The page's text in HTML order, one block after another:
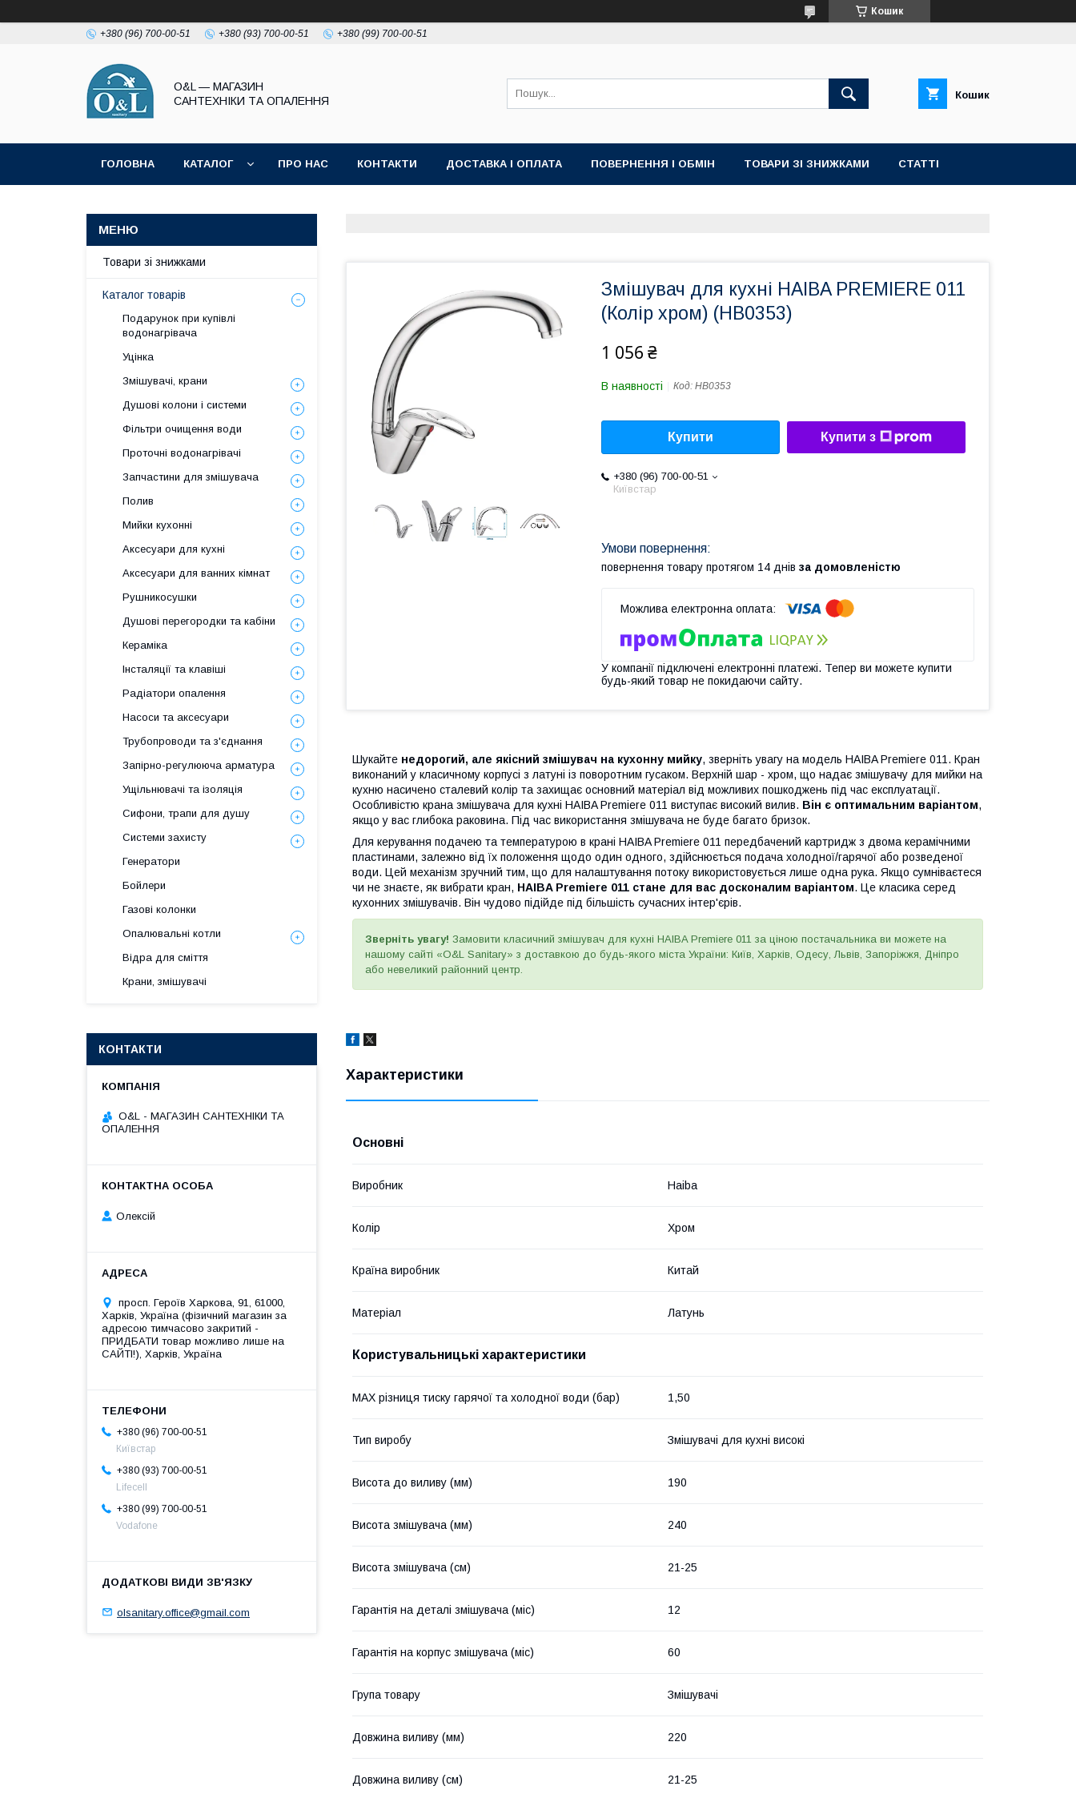
Кошик
+380 (96) 700-00-51 +380 (93) 700-00-51 +380 (99) 700-00-51
O&L — МАГАЗИН
САНТЕХНІКИ ТА ОПАЛЕННЯ
Кошик
ГОЛОВНА КАТАЛОГ ПРО НАС КОНТАКТИ ДОСТАВКА І ОПЛАТА ПОВЕРНЕННЯ І ОБМІН ТОВАРИ ЗІ ЗНИЖКАМИ СТАТТІ
Змішувач для кухні HAIBA PREMIERE 011
(Колір хром) (HB0353)
1 056 ₴
В наявності Код: HB0353
Купити Купити з
+380 (96) 700-00-51
Київстар
повернення товару протягом 14 днів за домовленістю
У компанії підключені електронні платежі. Тепер ви можете купити
будь-який товар не покидаючи сайту.
Шукайте недорогий, але якісний змішувач на кухонну мийку, зверніть увагу на модель HAIBA Premiere 011. Кран
виконаний у класичному корпусі з латуні із поворотним гусаком. Верхній шар - хром, що надає змішувачу для мийки на
кухню насичено сталевий колір та захищає основний матеріал від можливих пошкоджень під час експлуатації.
Особливістю крана змішувача для кухні HAIBA Premiere 011 виступає високий вилив. Він є оптимальним варіантом,
якщо у вас глибока раковина. Під час використання змішувача не буде багато бризок.
Для керування подачею та температурою в крані HAIBA Premiere 011 передбачений картридж з двома керамічними
пластинами, залежно від їх положення щодо один одного, здійснюється подача холодної/гарячої або розведеної
води. Цей механізм зручний тим, що для налаштування потоку використовується лише одна рука. Якщо сумніваєтеся
чи не знаєте, як вибрати кран, HAIBA Premiere 011 стане для вас досконалим варіантом. Це класика серед
кухонних змішувачів. Він чудово підійде під більшість сучасних інтер'єрів.
Зверніть увагу! Замовити класичний змішувач для кухні HAIBA Premiere 011 за ціною постачальника ви можете на
нашому сайті «O&L Sanitary» з доставкою до будь-якого міста України: Київ, Харків, Одесу, Львів, Запоріжжя, Дніпро
або невеликий районний центр.
Характеристики
Основні
Виробник Haiba
Колір Хром
Країна виробник Китай
Матеріал Латунь
Користувальницькі характеристики
MAX різниця тиску гарячої та холодної води (бар) 1,50
Тип виробу Змішувачі для кухні високі
Висота до виливу (мм) 190
Висота змішувача (мм) 240
Висота змішувача (см) 21-25
Гарантія на деталі змішувача (міс) 12
Гарантія на корпус змішувача (міс) 60
Група товару Змішувачі
Довжина виливу (мм) 220
Довжина виливу (см) 21-25
Товари зі знижками
Каталог товарів
Подарунок при купівлі
водонагрівача
Уцінка
Змішувачі, крани
Душові колони і системи
Фільтри очищення води
Проточні водонагрівачі
Запчастини для змішувача
Полив
Мийки кухонні
Аксесуари для кухні
Аксесуари для ванних кімнат
Рушникосушки
Душові перегородки та кабіни
Кераміка
Інсталяції та клавіші
Радіатори опалення
Насоси та аксесуари
Трубопроводи та з'єднання
Запірно-регулююча арматура
Ущільнювачі та ізоляція
Сифони, трапи для душу
Системи захисту
Генератори
Бойлери
Газові колонки
Опалювальні котли
Відра для сміття
Крани, змішувачі
КОНТАКТИ
O&L - МАГАЗИН САНТЕХНІКИ ТА
ОПАЛЕННЯ
Олексій
просп. Героїв Харкова, 91, 61000,
Харків, Україна (фізичний магазин за
адресою тимчасово закритий -
ПРИДБАТИ товар можливо лише на
САЙТІ!), Харків, Україна
+380 (96) 700-00-51
Київстар
+380 (93) 700-00-51
Lifecell
+380 (99) 700-00-51
Vodafone
olsanitary.office@gmail.com